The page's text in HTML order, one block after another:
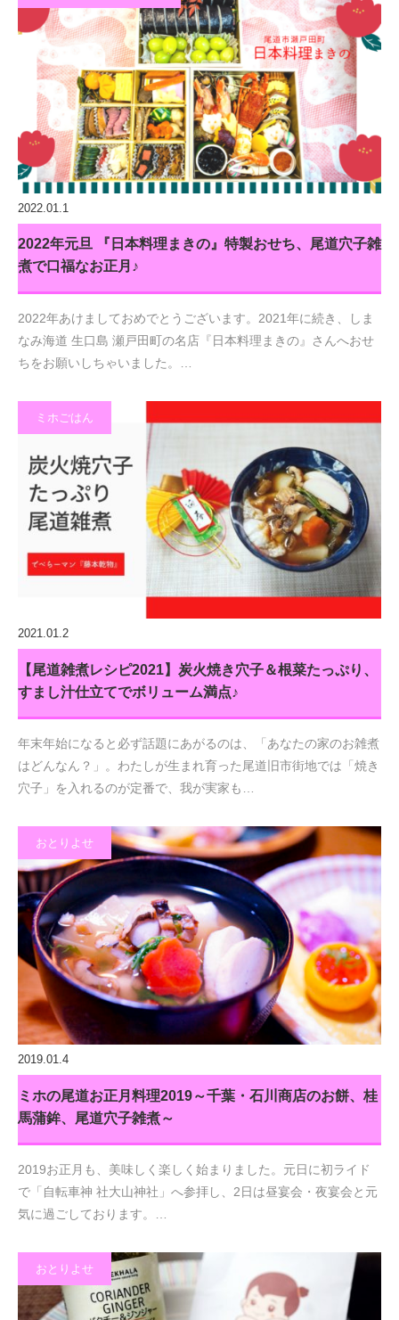
2022.01.1
2022年元旦 『日本料理まきの』特製おせち、尾道穴子雑
煮で口福なお正月♪
2022年あけましておめでとうございます。2021年に続き、しま
なみ海道 生口島 瀬戸田町の名店『日本料理まきの』さんへおせ
ちをお願いしちゃいました。…
ミホごはん
2021.01.2
【尾道雑煮レシピ2021】炭火焼き穴子＆根菜たっぷり、
すまし汁仕立てでボリューム満点♪
年末年始になると必ず話題にあがるのは、「あなたの家のお雑煮
はどんなん？」。わたしが生まれ育った尾道旧市街地では「焼き
穴子」を入れるのが定番で、我が実家も…
おとりよせ
2019.01.4
ミホの尾道お正月料理2019～千葉・石川商店のお餅、桂
馬蒲鉾、尾道穴子雑煮～
2019お正月も、美味しく楽しく始まりました。元日に初ライド
で「自転車神 社大山神社」へ参拝し、2日は昼宴会・夜宴会と元
気に過ごしております。…
おとりよせ